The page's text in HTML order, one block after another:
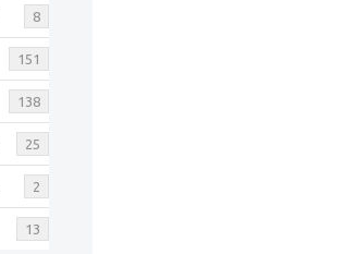
8
151
138
25
2
13